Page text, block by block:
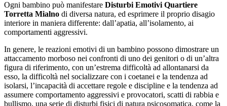
Ogni bambino può manifestare Disturbi Emotivi Quartiere
Torretta Mialno di diversa natura, ed esprimere il proprio disagio
interiore in maniera differente: dall’apatia, all’isolamento, ai
comportamenti aggressivi.
In genere, le reazioni emotivi di un bambino possono dimostrare un
attaccamento morboso nei confronti di uno dei genitori o di un’altra
figura di riferimento, con un’estrema difficoltà ad allontanarsi da
esso, la difficoltà nel socializzare con i coetanei e la tendenza ad
isolarsi, l’incapacità di accettare regole e discipline e la tendenza ad
assumere comportamento aggressivi e provocatori, scatti di rabbia e
bullismo, una serie di disturbi fisici di natura psicosomatica, come la